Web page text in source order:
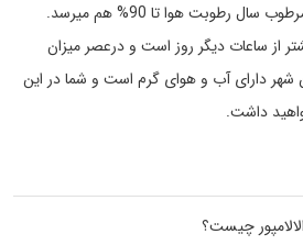
80% می باشد و در ماه های مرطوب سال رطوبت هوا تا 90% هم میرسد.
از ساعات دیگر روز است و درعصر میزان
شهر دارای آب و هوای گرم است و شما در این
داشت.
چیست؟